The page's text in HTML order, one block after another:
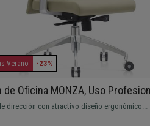
Verano -23%
de Oficina MONZA, Uso
y Comodidad, Tapizado en
color Crema
dirección con atractivo diseño ergonómico.
acolchado en 3 niveles para una comodidad